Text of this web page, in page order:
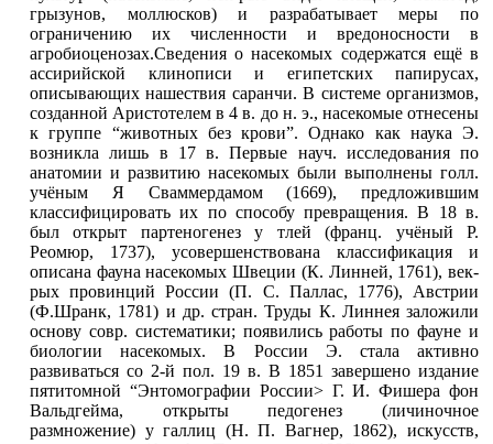
грызунов, моллюсков) и разрабатывает меры по
ограничению их численности и вредоносности в
агробиоценозах.Сведения о насекомых содержатся ещёв
ассирийской клинописи и египетских папирусах,
описывающих нашествия саранчи. В системе организмов,
созданной Аристотелем в 4 в. до н. э., насекомые отнесены
к группе “животных без крови”. Однако как наука Э.
возникла лишь в 17 в. Первые науч. исследования по
анатомии и развитию насекомых были выполнены голл.
учёным Я Сваммердамом (1669), предложившим
классифицировать их по способу превращения. В 18 в.
был открыт партеногенез у тлей (франц. учёный Р.
Реомюр, 1737), усовершенствована классификация и
описана фауна насекомых Швеции (К. Линней, 1761), век-
рых провинций России (П. С. Паллас, 1776), Австрии
(Ф.Шранк, 1781) и др. стран. Труды К. Линнея заложили
основу совр. систематики; появились работы по фауне и
биологии насекомых. В России Э. стала активно
развиваться со 2-й пол. 19 в. В 1851 завершено издание
пятитомной “Энтомографии России> Г. И. Фишера фон
Вальдгейма, открыты педогенез (личиночное
размножение) у галлиц (Н. П. Вагнер, 1862), искусств,